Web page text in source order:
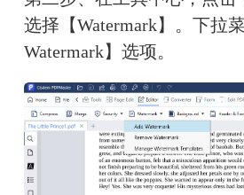
选择【Watermark】。下拉
Watermark】选项。